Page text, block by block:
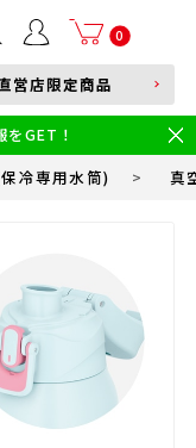
0
園児向け水筒
高学年向け水筒
営店限定商品
をGET！
冷専用水筒) > 真